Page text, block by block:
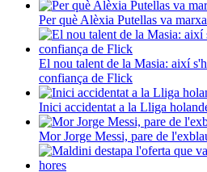
Per què Alèxia Putellas va
El nou talent de la Masia: així
confiança de Flick
Inici accidentat a la Lliga
Mor Jorge Messi, pare de